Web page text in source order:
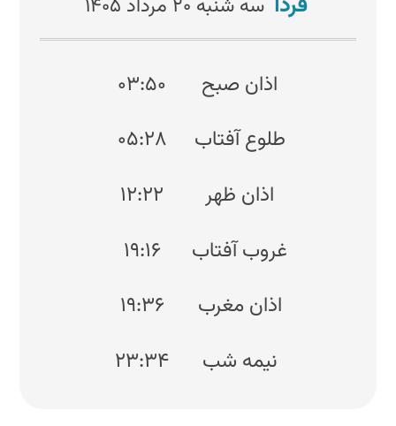
سه شنبه ۲۰ مرداد ۱۴۰۵
اذان صبح
۰۳:۵۰
طلوع آفتاب
۰۵:۲۸
اذان ظهر
۱۲:۲۲
غروب آفتاب
۱۹:۱۶
اذان مغرب
۱۹:۳۶
نیمه شب
۲۳:۳۴